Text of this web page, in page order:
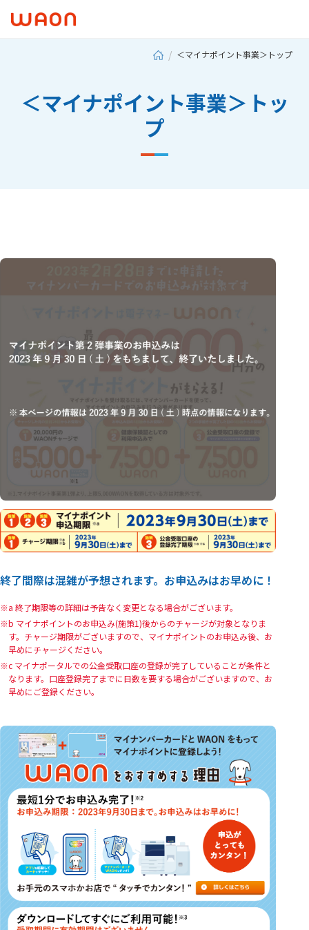
＜マイナポイント事業＞トップ
＜マイナポイント事業＞トッ
プ
終了間際は混雑が予想されます。お申込みはお早めに！
a 終了期限等の詳細は予告なく変更となる場合がございます。
b マイナポイントのお申込み(施策1)後からのチャージが対象となりま
す。チャージ期限がございますので、マイナポイントのお申込み後、お
早めにチャージください。
c マイナポータルでの公金受取口座の登録が完了していることが条件と
なります。口座登録完了までに日数を要する場合がございますので、お
早めにご登録ください。